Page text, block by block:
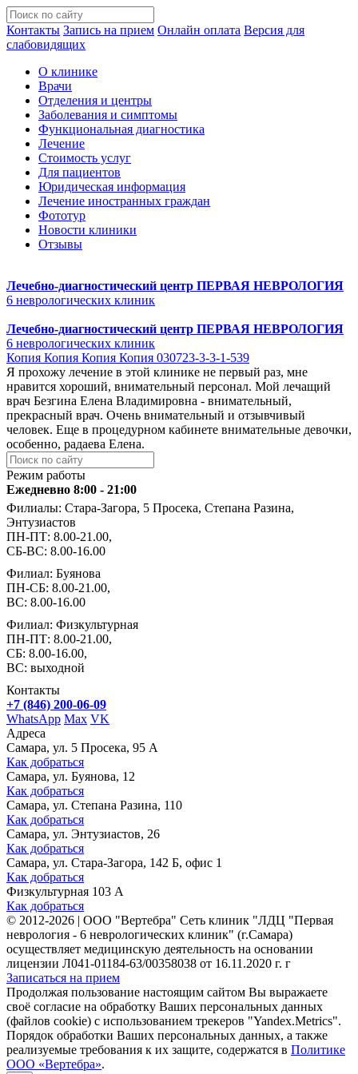
Контакты Запись на прием Онлайн оплата Версия для
слабовидящих
О клинике
Врачи
Отделения и центры
Заболевания и симптомы
Функциональная диагностика
Лечение
Стоимость услуг
Для пациентов
Юридическая информация
Лечение иностранных граждан
Фототур
Новости клиники
Отзывы
Лечебно-диагностический центр ПЕРВАЯ НЕВРОЛОГИЯ
6 неврологических клиник
Лечебно-диагностический центр ПЕРВАЯ НЕВРОЛОГИЯ
6 неврологических клиник
Копия Копия Копия Копия 030723-3-3-1-539
Я прохожу лечение в этой клинике не первый раз, мне
нравится хороший, внимательный персонал. Мой лечащий
врач Безгина Елена Владимировна - внимательный,
прекрасный врач. Очень внимательный и отзывчивый
человек. Еще в процедурном кабинете внимательные девочки,
особенно, радаева Елена.
Режим работы
Ежедневно 8:00 - 21:00
Филиалы: Стара-Загора, 5 Просека, Степана Разина,
Энтузиастов
ПН-ПТ: 8.00-21.00,
СБ-ВС: 8.00-16.00
Филиал: Буянова
ПН-СБ: 8.00-21.00,
ВС: 8.00-16.00
Филиал: Физкультурная
ПН-ПТ: 8.00-21.00,
СБ: 8.00-16.00,
ВС: выходной
Контакты
+7 (846) 200-06-09
WhatsApp Max VK
Адреса
Самара, ул. 5 Просека, 95 А
Как добраться
Самара, ул. Буянова, 12
Как добраться
Самара, ул. Степана Разина, 110
Как добраться
Самара, ул. Энтузиастов, 26
Как добраться
Самара, ул. Стара-Загора, 142 Б, офис 1
Как добраться
Физкультурная 103 А
Как добраться
© 2012-2026 | ООО "Вертебра" Сеть клиник "ЛДЦ "Первая
неврология - 6 неврологических клиник" (г.Самара)
осуществляет медицинскую деятельность на основании
лицензии Л041-01184-63/00358038 от 16.11.2020 г. г
Записаться на прием
Продолжая пользование настоящим сайтом Вы выражаете
своё согласие на обработку Ваших персональных данных
(файлов cookie) с использованием трекеров "Yandex.Metrics".
Порядок обработки Ваших персональных данных, а также
реализуемые требования к их защите, содержатся в Политике
ООО «Вертебра».